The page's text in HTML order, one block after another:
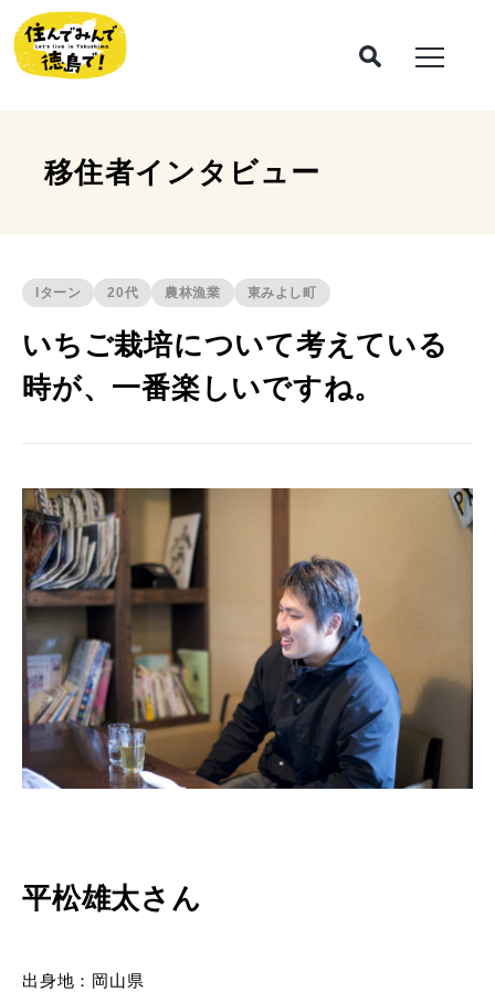
移住者インタビュー
Iターン 20代 農林漁業 東みよし町
いちご栽培について考えている
時が、一番楽しいですね。
平松雄太さん
出身地：岡山県